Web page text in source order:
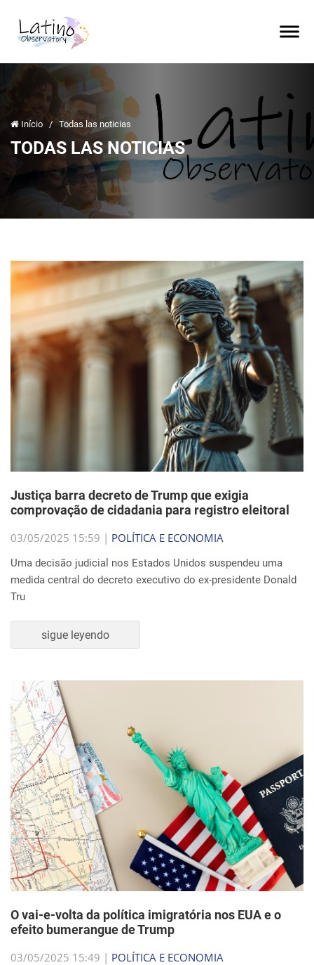
Início / Todas las noticias
TODAS LAS NOTICIAS
Justiça barra decreto de Trump que exigia
comprovação de cidadania para registro eleitoral
03/05/2025 15:59 | POLÍTICA E ECONOMIA
Uma decisão judicial nos Estados Unidos suspendeu uma
medida central do decreto executivo do ex-presidente Donald
Tru
sigue leyendo
O vai-e-volta da política imigratória nos EUA e o
efeito bumerangue de Trump
03/05/2025 15:49 | POLÍTICA E ECONOMIA